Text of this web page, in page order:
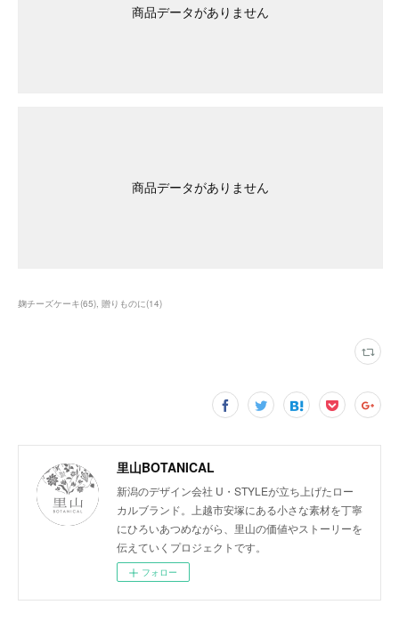
商品データがありません
商品データがありません
麹チーズケーキ(65) 贈りものに(14)
里山BOTANICAL
新潟のデザイン会社 U・STYLEが立ち上げたロー
カルブランド。上越市安塚にある小さな素材を丁寧
にひろいあつめながら、里山の価値やストーリーを
伝えていくプロジェクトです。
フォロー